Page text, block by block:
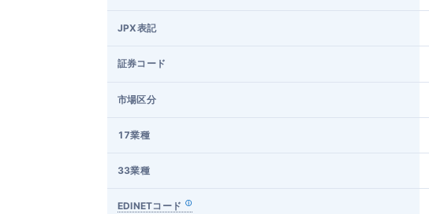
JPX表記
証券コード
市場区分
17業種
33業種
EDINETコード